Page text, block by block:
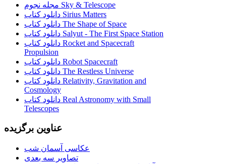
مجله نجوم Sky & Telescope
دانلود کتاب Sirius Matters
دانلود کتاب The Shape of Space
دانلود کتاب Salyut - The First Space Station
دانلود کتاب Rocket and Spacecraft
Propulsion
دانلود کتاب Robot Spacecraft
دانلود کتاب The Restless Universe
دانلود کتاب Relativity, Gravitation and
Cosmology
دانلود کتاب Real Astronomy with Small
Telescopes
عناوین برگزیده
عکاسی آسمان شب
تصاویر سه بعدی